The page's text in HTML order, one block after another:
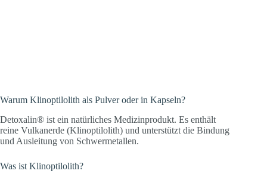
Warum Klinoptilolith als Pulver oder in Kapseln?
Detoxalin® ist ein natürliches Medizinprodukt. Es enthält
reine Vulkanerde (Klinoptilolith) und unterstützt die Bindung
und Ausleitung von Schwermetallen.
Was ist Klinoptilolith?